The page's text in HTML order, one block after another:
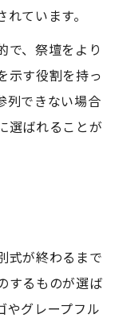
ています。
で、祭壇をより
示す役割を持っ
列できない場合
選ばれることが
式が終わるまで
するものが選ば
やグレープフル